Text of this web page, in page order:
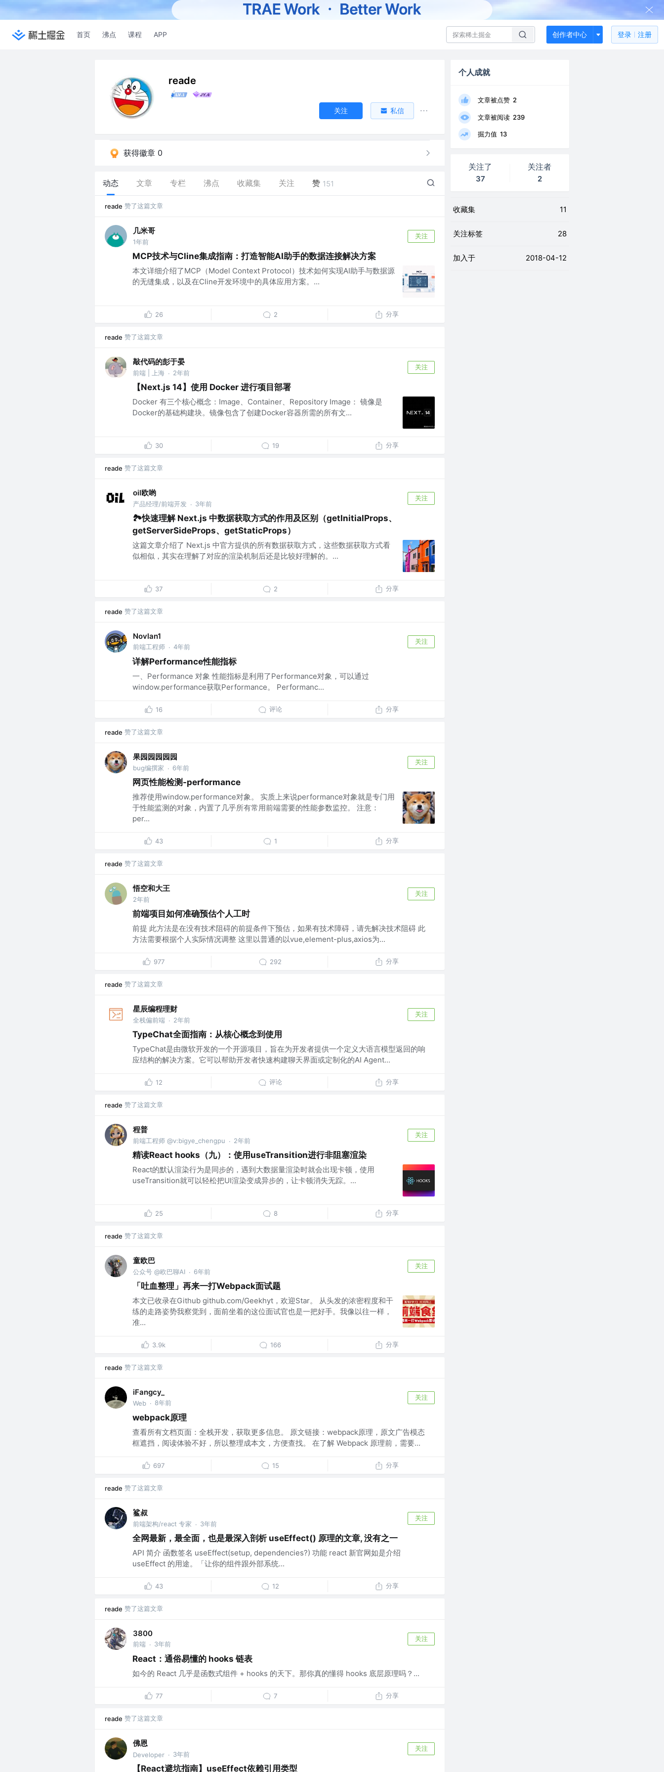
首页 沸点 课程 APP 创作者中心 登录 注册
reade
关注 私信
获得徽章 0
动态 文章 专栏 沸点 收藏集 关注 赞 151
reade 赞了这篇文章
几米哥
1年前
关注
MCP技术与Cline集成指南：打造智能AI助手的数据连接解决方案
本文详细介绍了MCP（Model Context Protocol）技术如何实现AI助手与数据源
的无缝集成，以及在Cline开发环境中的具体应用方案。...
26 2 分享
reade 赞了这篇文章
敲代码的彭于晏
前端 | 上海 · 2年前
关注
【Next.js 14】使用 Docker 进行项目部署
Docker 有三个核心概念：Image、Container、Repository Image： 镜像是
Docker的基础构建块。镜像包含了创建Docker容器所需的所有文...
30 19 分享
reade 赞了这篇文章
oil欧哟
产品经理/前端开发 · 3年前
关注
🏞快速理解 Next.js 中数据获取方式的作用及区别（getInitialProps、
getServerSideProps、getStaticProps）
这篇文章介绍了 Next.js 中官方提供的所有数据获取方式，这些数据获取方式看
似相似，其实在理解了对应的渲染机制后还是比较好理解的。...
37 2 分享
reade 赞了这篇文章
Novlan1
前端工程师 · 4年前
关注
详解Performance性能指标
一、Performance 对象 性能指标是利用了Performance对象，可以通过
window.performance获取Performance。 Performanc...
16 评论 分享
reade 赞了这篇文章
果园园园园园
bug编撰家 · 6年前
关注
网页性能检测-performance
推荐使用window.performance对象。 实质上来说performance对象就是专门用
于性能监测的对象，内置了几乎所有常用前端需要的性能参数监控。 注意：
per...
43 1 分享
reade 赞了这篇文章
悟空和大王
2年前
关注
前端项目如何准确预估个人工时
前提 此方法是在没有技术阻碍的前提条件下预估，如果有技术障碍，请先解决技术阻碍 此
方法需要根据个人实际情况调整 这里以普通的以vue,element-plus,axios为...
977 292 分享
reade 赞了这篇文章
星辰编程理财
全栈偏前端 · 2年前
关注
TypeChat全面指南：从核心概念到使用
TypeChat是由微软开发的一个开源项目，旨在为开发者提供一个定义大语言模型返回的响
应结构的解决方案。它可以帮助开发者快速构建聊天界面或定制化的AI Agent...
12 评论 分享
reade 赞了这篇文章
程普
前端工程师 @v:bigye_chengpu · 2年前
关注
精读React hooks（九）：使用useTransition进行非阻塞渲染
React的默认渲染行为是同步的，遇到大数据量渲染时就会出现卡顿，使用
useTransition就可以轻松把UI渲染变成异步的，让卡顿消失无踪。...
25 8 分享
reade 赞了这篇文章
童欧巴
公众号 @欧巴聊AI · 6年前
关注
「吐血整理」再来一打Webpack面试题
本文已收录在Github github.com/Geekhyt，欢迎Star。 从头发的浓密程度和干
练的走路姿势我察觉到，面前坐着的这位面试官也是一把好手。我像以往一样，
准...
3.9k 166 分享
reade 赞了这篇文章
iFangcy_
Web · 8年前
关注
webpack原理
查看所有文档页面：全栈开发，获取更多信息。 原文链接：webpack原理，原文广告模态
框遮挡，阅读体验不好，所以整理成本文，方便查找。 在了解 Webpack 原理前，需要...
697 15 分享
reade 赞了这篇文章
鲨叔
前端架构/react 专家 · 3年前
关注
全网最新，最全面，也是最深入剖析 useEffect() 原理的文章, 没有之一
API 简介 函数签名 useEffect(setup, dependencies?) 功能 react 新官网如是介绍
useEffect 的用途。「让你的组件跟外部系统...
43 12 分享
reade 赞了这篇文章
3800
前端 · 3年前
关注
React：通俗易懂的 hooks 链表
如今的 React 几乎是函数式组件 + hooks 的天下。那你真的懂得 hooks 底层原理吗？...
77 7 分享
reade 赞了这篇文章
佛恩
Developer · 3年前
关注
【React避坑指南】useEffect依赖引用类型
个人成就
文章被点赞 2
文章被阅读 239
掘力值 13
关注了
37
关注者
2
收藏集 11
关注标签 28
加入于 2018-04-12